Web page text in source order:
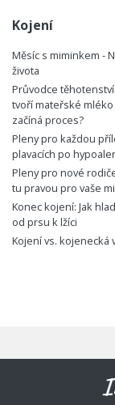
Kojení
Měsíc s miminkem -
života
Průvodce
tvoří mateřské mléko
začíná proces?
Pleny pro každou
plavacích po
Pleny pro nové
tu pravou pro vaše
Konec kojení: Jak
od prsu k lžíci
Kojení vs. kojenecká